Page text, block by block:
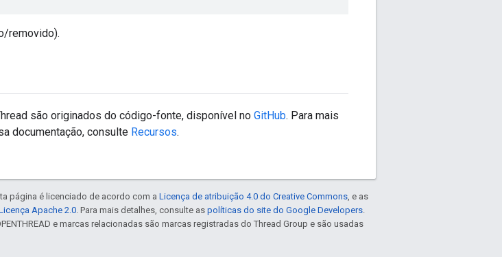
removido).
são originados do código-fonte, disponível no GitHub. Para mais
documentação, consulte Recursos.
página é licenciado de acordo com a Licença de atribuição 4.0 do Creative Commons, e as
Apache 2.0. Para mais detalhes, consulte as políticas do site do Google Developers.
e marcas relacionadas são marcas registradas do Thread Group e são usadas